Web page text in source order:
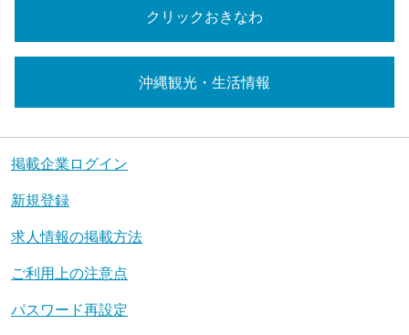
クリックおきなわ
沖縄観光・生活情報
掲載企業ログイン
新規登録
求人情報の掲載方法
ご利用上の注意点
パスワード再設定